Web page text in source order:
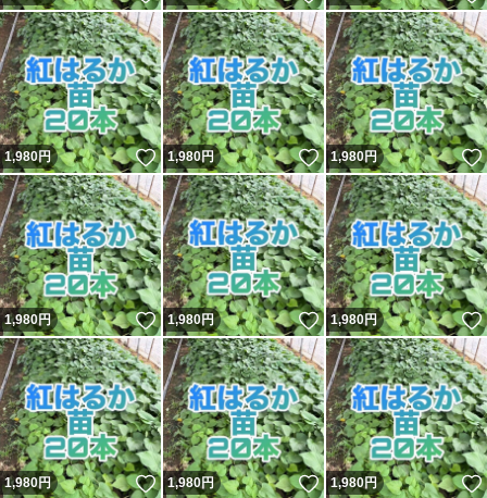
1,980円 いいね！
1,980円 いいね！
1,980円
1,980円 いいね！
1,980円 いいね！
1,980円
1,980円 いいね！
1,980円 いいね！
1,980円